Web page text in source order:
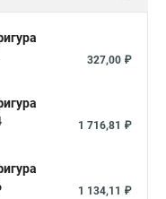
327,00 ₽
1 716,81 ₽
1 134,11 ₽